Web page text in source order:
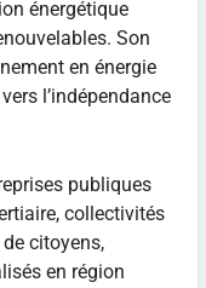
énergétique
Son
en énergie
l’indépendance
publiques
collectivités
citoyens,
en région